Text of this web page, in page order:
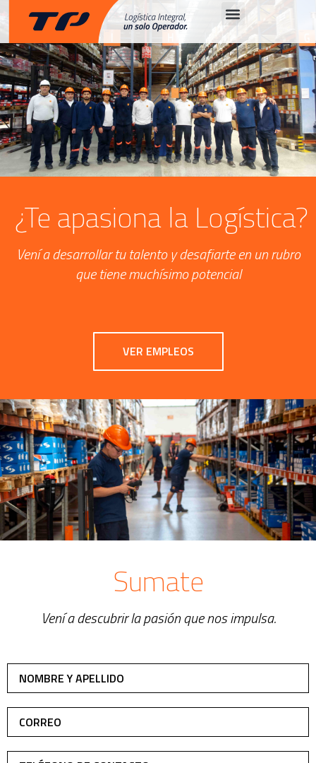
¿Te apasiona la Logística?
Vení a desarrollar tu talento y desafiarte en un rubro
que tiene muchísimo potencial
VER EMPLEOS
Sumate
Vení a descubrir la pasión que nos impulsa.